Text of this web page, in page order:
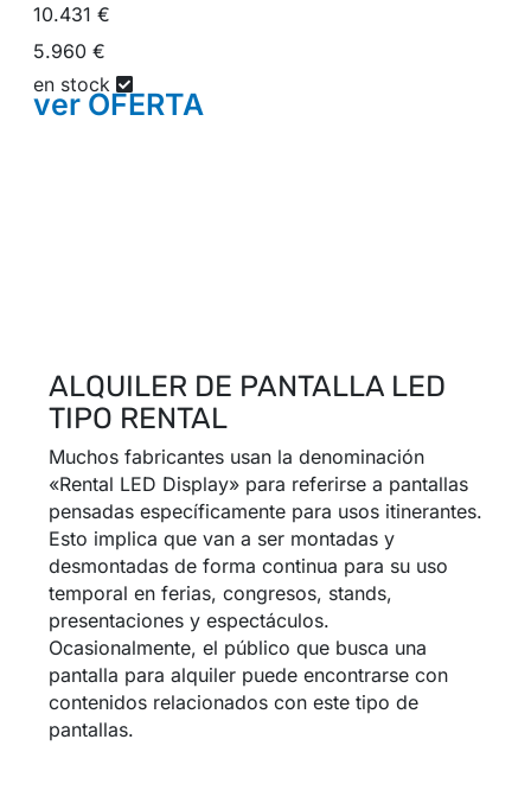
10.431 €
5.960 €
en stock
verOFERTA
ALQUILER DE PANTALLA LED
TIPO RENTAL
Muchos fabricantes usan la denominación
«Rental LED Display» para referirse a pantallas
pensadas específicamente para usos itinerantes.
Esto implica que van a ser montadas y
desmontadas de forma continua para su uso
temporal en ferias, congresos, stands,
presentaciones y espectáculos.
Ocasionalmente, el público que busca una
pantalla para alquiler puede encontrarse con
contenidos relacionados con este tipo de
pantallas.